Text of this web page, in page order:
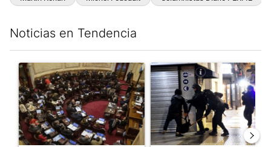
Noticias en Tendencia
Un artículo de tendencia con el título "El Senado dio media
Un artículo de tendencia con